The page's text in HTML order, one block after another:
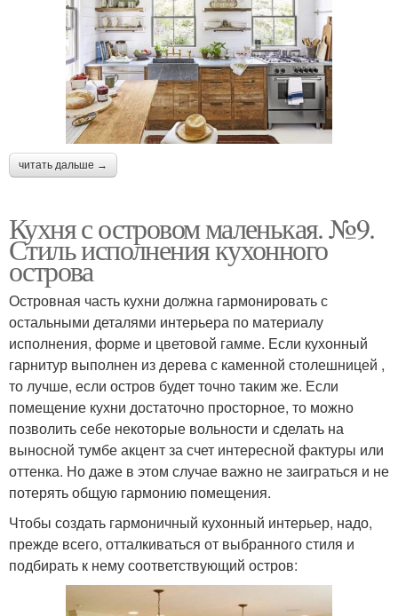
читать дальше →
Кухня с островом маленькая. №9.
Стиль исполнения кухонного
острова
Островная часть кухни должна гармонировать с
остальными деталями интерьера по материалу
исполнения, форме и цветовой гамме. Если кухонный
гарнитур выполнен из дерева с каменной столешницей ,
то лучше, если остров будет точно таким же. Если
помещение кухни достаточно просторное, то можно
позволить себе некоторые вольности и сделать на
выносной тумбе акцент за счет интересной фактуры или
оттенка. Но даже в этом случае важно не заиграться и не
потерять общую гармонию помещения.
Чтобы создать гармоничный кухонный интерьер, надо,
прежде всего, отталкиваться от выбранного стиля и
подбирать к нему соответствующий остров: